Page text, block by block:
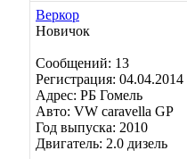
Веркор
Новичок
Сообщений: 13
Регистрация: 04.04.2014
Адрес: РБ Гомель
Авто: VW caravella GP
Год выпуска: 2010
Двигатель: 2.0 дизель